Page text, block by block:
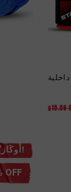
$15.59
أُوكَازيُون!
OFF